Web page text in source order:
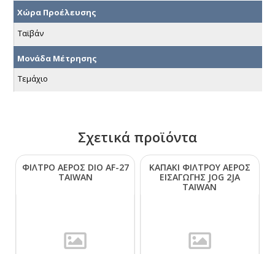
Χώρα Προέλευσης
Ταϊβάν
Μονάδα Μέτρησης
Τεμάχιο
Σχετικά προϊόντα
ΦΙΛΤΡΟ ΑΕΡΟΣ DΙΟ ΑF-27
ΤΑΙWΑΝ
ΚΑΠΑΚΙ ΦΙΛΤΡΟΥ ΑΕΡΟΣ
ΕΙΣΑΓΩΓΗΣ JΟG 2JΑ
ΤΑΙWΑΝ